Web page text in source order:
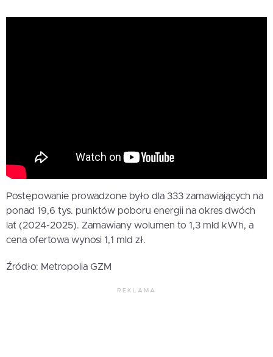
Postępowanie prowadzone było dla 333 zamawiających na
ponad 19,6 tys. punktów poboru energii na okres dwóch
lat (2024-2025). Zamawiany wolumen to 1,3 mld kWh, a
cena ofertowa wynosi 1,1 mld zł.
Źródło: Metropolia GZM
REKLAMA